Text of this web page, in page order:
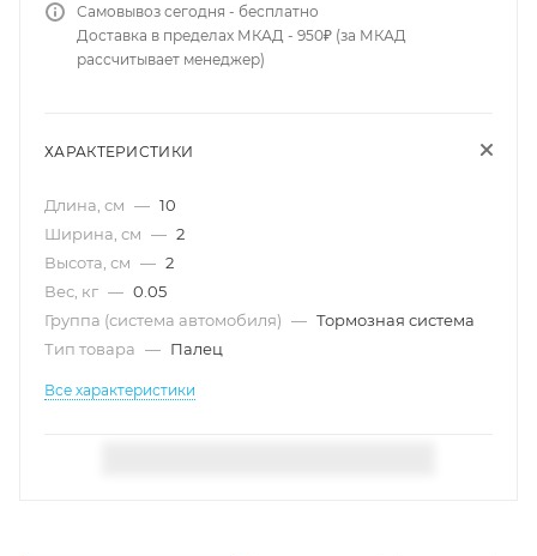
Самовывоз сегодня - бесплатно
Доставка в пределах МКАД - 950₽ (за МКАД
рассчитывает менеджер)
ХАРАКТЕРИСТИКИ
Длина, см — 10
Ширина, см — 2
Высота, см — 2
Вес, кг — 0.05
Группа (система автомобиля) — Тормозная система
Тип товара — Палец
Все характеристики